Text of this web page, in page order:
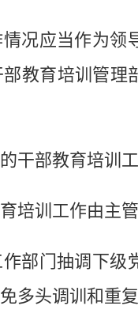
应当作为领
教育培训管
部教育培训工
训工作由主管
门抽调下级党
多头调训和重复